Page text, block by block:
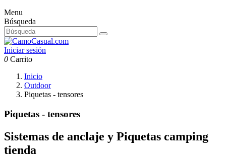
Menu
Búsqueda
Iniciar sesión
0 Carrito
Inicio
Outdoor
Piquetas - tensores
Piquetas - tensores
Sistemas de anclaje y Piquetas camping
tienda